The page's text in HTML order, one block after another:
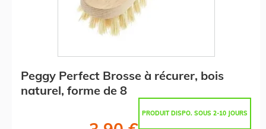
Peggy Perfect Brosse à récurer, bois
naturel, forme de 8
PRODUIT DISPO. SOUS 2-10 JOURS